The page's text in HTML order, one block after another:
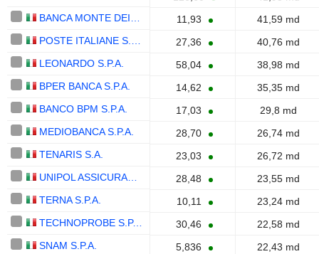
11,93
41,59 md
27,36
40,76 md
LEONARDO S.P.A.
58,04
38,98 md
BPER BANCA S.P.A.
14,62
35,35 md
BANCO BPM S.P.A.
17,03
29,8 md
MEDIOBANCA S.P.A.
28,70
26,74 md
TENARIS S.A.
23,03
26,72 md
28,48
23,55 md
TERNA S.P.A.
10,11
23,24 md
TECHNOPROBE S.P.A.
30,46
22,58 md
SNAM S.P.A.
5,836
22,43 md